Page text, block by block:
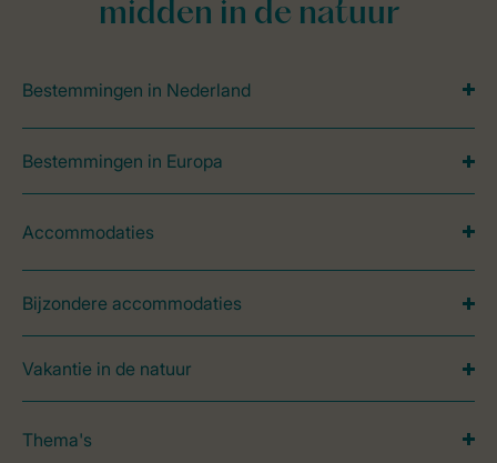
midden in de natuur
Bestemmingen in Nederland
Bestemmingen in Europa
Accommodaties
Bijzondere accommodaties
Vakantie in de natuur
Thema's